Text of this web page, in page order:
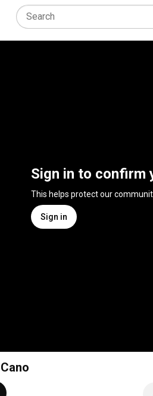
Sign in to confirm
This helps protect our
Sign in